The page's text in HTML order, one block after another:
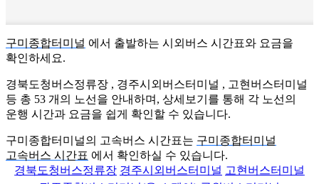
구미종합터미널 에서 출발하는 시외버스 시간표와 요금을
확인하세요.
경북도청버스정류장 , 경주시외버스터미널 , 고현버스터미널
등 총 53 개의 노선을 안내하며, 상세보기를 통해 각 노선의
운행 시간과 요금을 쉽게 확인할 수 있습니다.
구미종합터미널의 고속버스 시간표는 구미종합터미널
고속버스 시간표 에서 확인하실 수 있습니다.
경북도청버스정류장 경주시외버스터미널 고현버스터미널